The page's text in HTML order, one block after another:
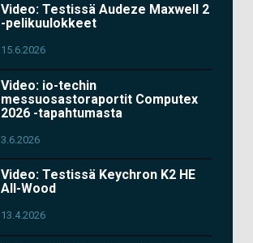
Video: Testissä Audeze Maxwell 2
-pelikuulokkeet
15.6.2026
Video: io-techin
messuosastoraportit Computex
2026 -tapahtumasta
3.6.2026
Video: Testissä Keychron K2 HE
All-Wood
13.4.2026